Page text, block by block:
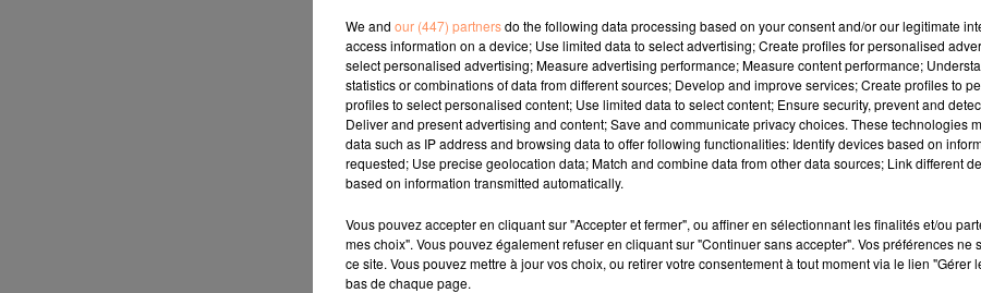
We and our (447) partnersdo the following data processing based on your consent and/or our legitimate
access information on a device; Use limited data to select advertising; Create profiles for personalised
select personalised advertising; Measure advertising performance; Measure content performance;
statistics or combinations of data from different sources; Develop and improve services; Create profiles to
profiles to select personalised content; Use limited data to select content; Ensure security, prevent and
Deliver and present advertising and content; Save and communicate privacy choices. These technologies
data such as IP address and browsing data to offer following functionalities: Identify devices based on
requested; Use precise geolocation data; Match and combine data from other data sources; Link different
based on information transmitted automatically.
Vous pouvez accepter en cliquant sur "Accepter et fermer", ou affiner en sélectionnant les finalités et/ou
mes choix". Vous pouvez également refuser en cliquant sur "Continuer sans accepter". Vos préférences ne
ce site. Vous pouvez mettre à jour vos choix, ou retirer votre consentement à tout moment via le lien "Gérer
bas de chaque page.